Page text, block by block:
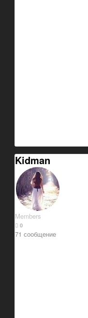
Kidman
Members
0
71 сообщение